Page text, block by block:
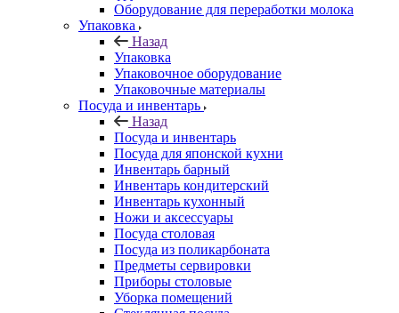
Оборудование для переработки молока
Упаковка
Назад
Упаковка
Упаковочное оборудование
Упаковочные материалы
Посуда и инвентарь
Назад
Посуда и инвентарь
Посуда для японской кухни
Инвентарь барный
Инвентарь кондитерский
Инвентарь кухонный
Ножи и аксессуары
Посуда столовая
Посуда из поликарбоната
Предметы сервировки
Приборы столовые
Уборка помещений